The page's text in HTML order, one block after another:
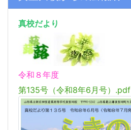
真校だより
令和８年度
第135号（令和8年6月号）.pdf